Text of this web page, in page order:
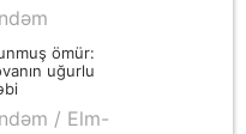
ömür:
uğurlu
/ Elm-